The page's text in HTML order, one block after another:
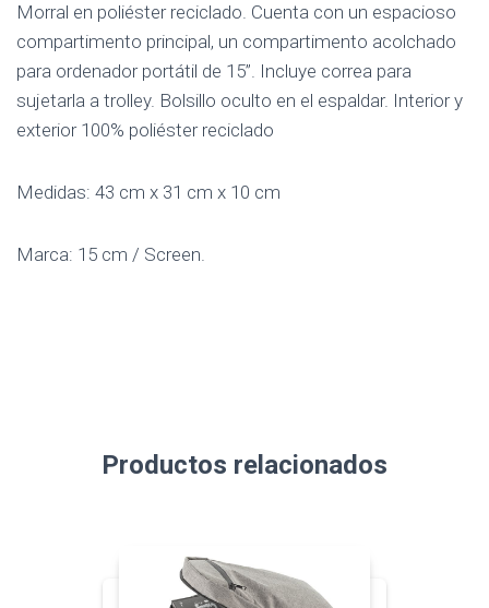
Morral en poliéster reciclado. Cuenta con un espacioso
compartimento principal, un compartimento acolchado
para ordenador portátil de 15”. Incluye correa para
sujetarla a trolley. Bolsillo oculto en el espaldar. Interior y
exterior 100% poliéster reciclado
Medidas: 43 cm x 31 cm x 10 cm
Marca: 15 cm / Screen.
Productos relacionados